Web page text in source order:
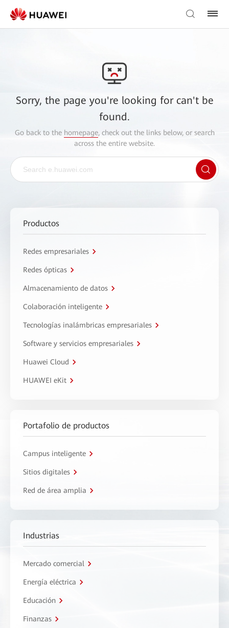
Sorry, the page you're looking for can't be
found.
Go back to the homepage, check out the links below, or search
across the entire website.
Productos
Redes empresariales
Redes ópticas
Almacenamiento de datos
Colaboración inteligente
Tecnologías inalámbricas empresariales
Software y servicios empresariales
Huawei Cloud
HUAWEI eKit
Portafolio de productos
Campus inteligente
Sitios digitales
Red de área amplia
Industrias
Mercado comercial
Energía eléctrica
Educación
Finanzas